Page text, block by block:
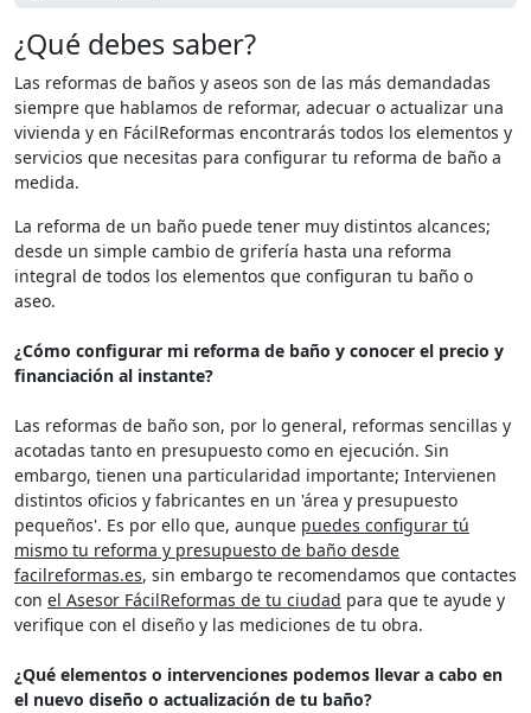
¿Qué debes saber?
Las reformas de baños y aseos son de las más demandadas
siempre que hablamos de reformar, adecuar o actualizar una
vivienda y en FácilReformas encontrarás todos los elementos y
servicios que necesitas para configurar tu reforma de baño a
medida.
La reforma de un baño puede tener muy distintos alcances;
desde un simple cambio de grifería hasta una reforma
integral de todos los elementos que configuran tu baño o
aseo.
¿Cómo configurar mi reforma de baño y conocer el precio y
financiación al instante?
Las reformas de baño son, por lo general, reformas sencillas y
acotadas tanto en presupuesto como en ejecución. Sin
embargo, tienen una particularidad importante; Intervienen
distintos oficios y fabricantes en un 'área y presupuesto
pequeños'. Es por ello que, aunque puedes configurar tú
mismo tu reforma y presupuesto de baño desde
facilreformas.es, sin embargo te recomendamos que contactes
con el Asesor FácilReformas de tu ciudad para que te ayude y
verifique con el diseño y las mediciones de tu obra.
¿Qué elementos o intervenciones podemos llevar a cabo en
el nuevo diseño o actualización de tu baño?